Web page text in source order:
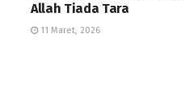
Allah Tiada Tara
11 Maret, 2026